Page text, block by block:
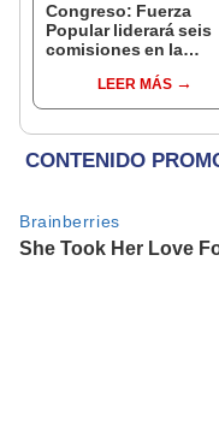
Congreso: Fuerza
Popular liderará seis
comisiones en la
LEER MÁS